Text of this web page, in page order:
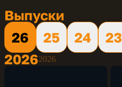
5 сезонов, 839 выпусков
Выпуски
26
25 24 23
20262026